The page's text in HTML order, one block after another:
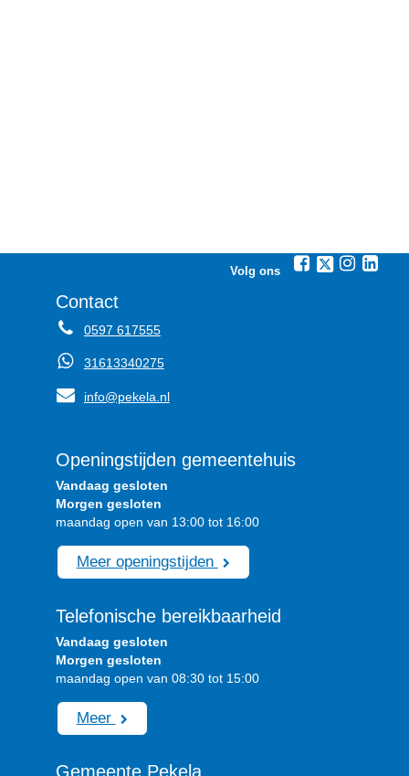
Volg ons
Contact
0597 617555
31613340275
info@pekela.nl
Openingstijden gemeentehuis
Vandaag gesloten
Morgen gesloten
maandag open van 13:00 tot 16:00
Meer openingstijden
Telefonische bereikbaarheid
Vandaag gesloten
Morgen gesloten
maandag open van 08:30 tot 15:00
Meer
Gemeente Pekela